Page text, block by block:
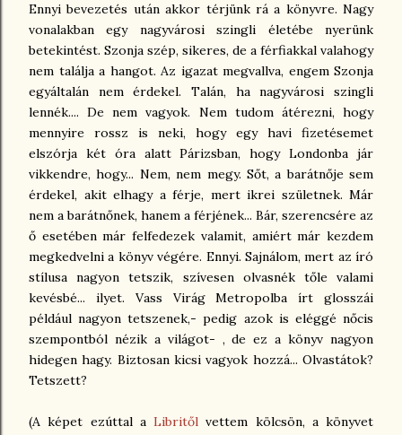
Ennyi bevezetés után akkor térjünk rá a könyvre. Nagy
vonalakban egy nagyvárosi szingli életébe nyerünk
betekintést. Szonja szép, sikeres, de a férfiakkal valahogy
nem találja a hangot. Az igazat megvallva, engem Szonja
egyáltalán nem érdekel. Talán, ha nagyvárosi szingli
lennék.... De nem vagyok. Nem tudom átérezni, hogy
mennyire rossz is neki, hogy egy havi fizetésemet
elszórja két óra alatt Párizsban, hogy Londonba jár
vikkendre, hogy... Nem, nem megy. Sőt, a barátnője sem
érdekel, akit elhagy a férje, mert ikrei születnek. Már
nem a barátnőnek, hanem a férjének... Bár, szerencsére az
ő esetében már felfedezek valamit, amiért már kezdem
megkedvelni a könyv végére. Ennyi. Sajnálom, mert az író
stílusa nagyon tetszik, szívesen olvasnék tőle valami
kevésbé... ilyet. Vass Virág Metropolba írt glosszái
például nagyon tetszenek,- pedig azok is eléggé nőcis
szempontból nézik a világot- , de ez a könyv nagyon
hidegen hagy. Biztosan kicsi vagyok hozzá... Olvastátok?
Tetszett?
(A képet ezúttal a Libritőlvettem kölcsön, a könyvet